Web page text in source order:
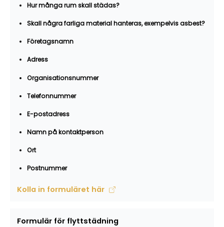
Hur många rum skall städas?
Skall några farliga material hanteras, exempelvis asbest?
Företagsnamn
Adress
Organisationsnummer
Telefonnummer
E-postadress
Namn på kontaktperson
Ort
Postnummer
Kolla in formuläret här
Formulär för flyttstädning